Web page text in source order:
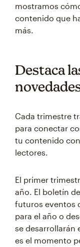
mostramos
contenido que
más.
Destaca
Cada trimestre
para conectar
tu contenido
lectores.
El primer
año. El boletín
futuros eventos
para el año o
se desarrollarán
es el momento